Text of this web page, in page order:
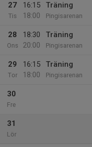
27
Tis
16:15
18:00
Träning
Pingisarenan
28
Ons
18:30
20:00
Träning
Pingisarenan
29
Tor
16:15
18:00
Träning
Pingisarenan
30
Fre
31
Lör